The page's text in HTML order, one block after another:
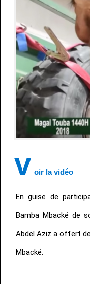
v oir la vidéo
En guise de
Bamba Mbacké de
Abdel Aziz a offert
Mbacké.